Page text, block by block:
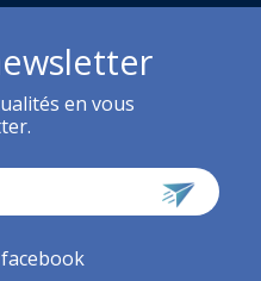
en vous